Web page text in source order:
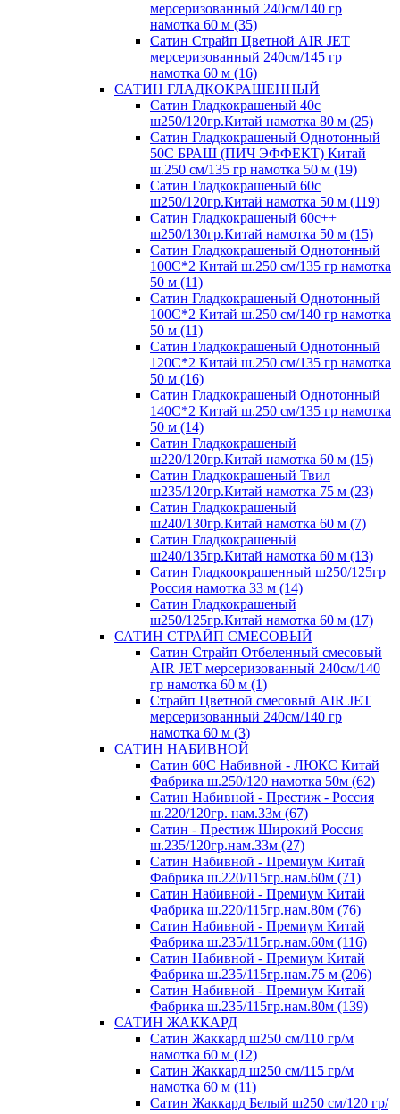
мерсеризованный 240см/140 гр
намотка 60 м (35)
Сатин Страйп Цветной AIR JET
мерсеризованный 240см/145 гр
намотка 60 м (16)
САТИН ГЛАДКОКРАШЕННЫЙ
Сатин Гладкокрашеный 40с
ш250/120гр.Китай намотка 80 м (25)
Сатин Гладкокрашеный Однотонный
50С БРАШ (ПИЧ ЭФФЕКТ) Китай
ш.250 см/135 гр намотка 50 м (19)
Сатин Гладкокрашеный 60с
ш250/120гр.Китай намотка 50 м (119)
Сатин Гладкокрашеный 60с++
ш250/130гр.Китай намотка 50 м (15)
Сатин Гладкокрашеный Однотонный
100С*2 Китай ш.250 см/135 гр намотка
50 м (11)
Сатин Гладкокрашеный Однотонный
100С*2 Китай ш.250 см/140 гр намотка
50 м (11)
Сатин Гладкокрашеный Однотонный
120С*2 Китай ш.250 см/135 гр намотка
50 м (16)
Сатин Гладкокрашеный Однотонный
140С*2 Китай ш.250 см/135 гр намотка
50 м (14)
Сатин Гладкокрашеный
ш220/120гр.Китай намотка 60 м (15)
Сатин Гладкокрашеный Твил
ш235/120гр.Китай намотка 75 м (23)
Сатин Гладкокрашеный
ш240/130гр.Китай намотка 60 м (7)
Сатин Гладкокрашеный
ш240/135гр.Китай намотка 60 м (13)
Сатин Гладкоокрашенный ш250/125гр
Россия намотка 33 м (14)
Сатин Гладкокрашеный
ш250/125гр.Китай намотка 60 м (17)
САТИН СТРАЙП СМЕСОВЫЙ
Сатин Страйп Отбеленный смесовый
AIR JET мерсеризованный 240см/140
гр намотка 60 м (1)
Страйп Цветной смесовый AIR JET
мерсеризованный 240см/140 гр
намотка 60 м (3)
САТИН НАБИВНОЙ
Сатин 60С Набивной - ЛЮКС Китай
Фабрика ш.250/120 намотка 50м (62)
Сатин Набивной - Престиж - Россия
ш.220/120гр. нам.33м (67)
Сатин - Престиж Широкий Россия
ш.235/120гр.нам.33м (27)
Сатин Набивной - Премиум Китай
Фабрика ш.220/115гр.нам.60м (71)
Сатин Набивной - Премиум Китай
Фабрика ш.220/115гр.нам.80м (76)
Сатин Набивной - Премиум Китай
Фабрика ш.235/115гр.нам.60м (116)
Сатин Набивной - Премиум Китай
Фабрика ш.235/115гр.нам.75 м (206)
Сатин Набивной - Премиум Китай
Фабрика ш.235/115гр.нам.80м (139)
САТИН ЖАККАРД
Сатин Жаккард ш250 см/110 гр/м
намотка 60 м (12)
Сатин Жаккард ш250 см/115 гр/м
намотка 60 м (11)
Сатин Жаккард Белый ш250 см/120 гр/